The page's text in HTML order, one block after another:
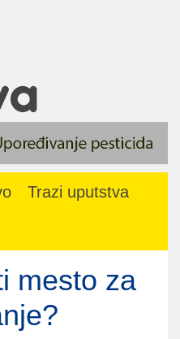
Trazi uputstva
mesto za